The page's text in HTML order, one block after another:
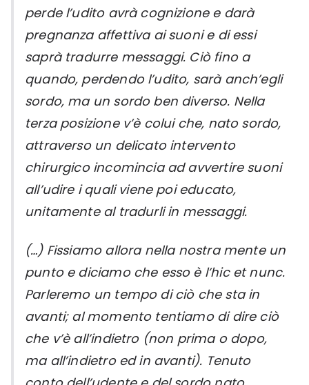
perde l’udito avrà cognizione e darà
pregnanza affettiva ai suoni e di essi
saprà tradurre messaggi. Ciò fino a
quando, perdendo l’udito, sarà anch’egli
sordo, ma un sordo ben diverso. Nella
terza posizione v’è colui che, nato sordo,
attraverso un delicato intervento
chirurgico incomincia ad avvertire suoni
all’udire i quali viene poi educato,
unitamente al tradurli in messaggi.
(…) Fissiamo allora nella nostra mente un
punto e diciamo che esso è l’hic et nunc.
Parleremo un tempo di ciò che sta in
avanti; al momento tentiamo di dire ciò
che v’è all’indietro (non prima o dopo,
ma all’indietro ed in avanti). Tenuto